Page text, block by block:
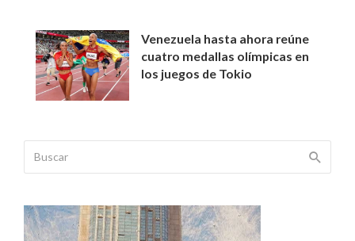
Venezuela hasta ahora reúne
cuatro medallas olímpicas en
los juegos de Tokio